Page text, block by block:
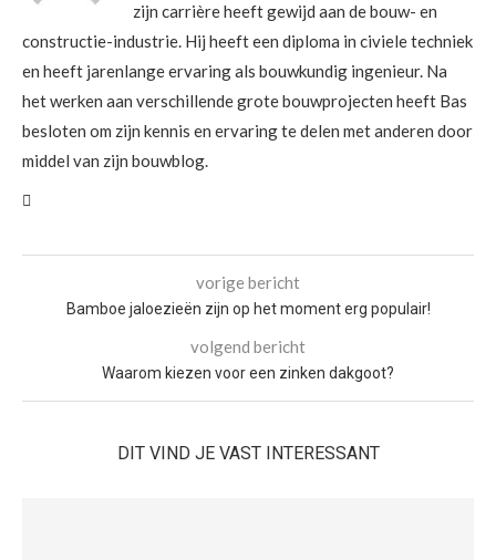
zijn carrière heeft gewijd aan de bouw- en
constructie-industrie. Hij heeft een diploma in civiele techniek
en heeft jarenlange ervaring als bouwkundig ingenieur. Na
het werken aan verschillende grote bouwprojecten heeft Bas
besloten om zijn kennis en ervaring te delen met anderen door
middel van zijn bouwblog.
vorige bericht
Bamboe jaloezieën zijn op het moment erg populair!
volgend bericht
Waarom kiezen voor een zinken dakgoot?
DIT VIND JE VAST INTERESSANT